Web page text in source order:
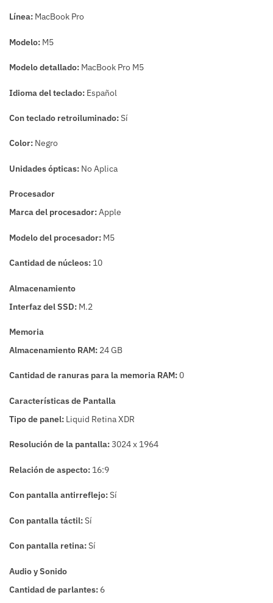
Línea: MacBook Pro
Modelo: M5
Modelo detallado: MacBook Pro M5
Idioma del teclado: Español
Con teclado retroiluminado:Sí
Color: Negro
Unidades ópticas: No Aplica
Procesador
Marca del procesador:Apple
Modelo del procesador: M5
Cantidad de núcleos: 10
Almacenamiento
Interfaz del SSD: M.2
Memoria
Almacenamiento RAM: 24 GB
Cantidad de ranuras para la memoria RAM:0
Características de Pantalla
Tipo de panel: Liquid Retina XDR
Resolución de la pantalla:3024 x 1964
Relación de aspecto: 16:9
Con pantalla antirreflejo:Sí
Con pantalla táctil:Sí
Con pantalla retina:Sí
Audio y Sonido
Cantidad de parlantes: 6